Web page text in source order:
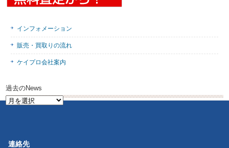
インフォメーション
販売・買取りの流れ
ケイプロ会社案内
過去のNews
過
連絡先